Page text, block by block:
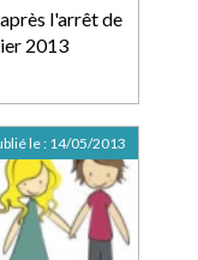
l'arrêt de
2013
le : 14/05/2013